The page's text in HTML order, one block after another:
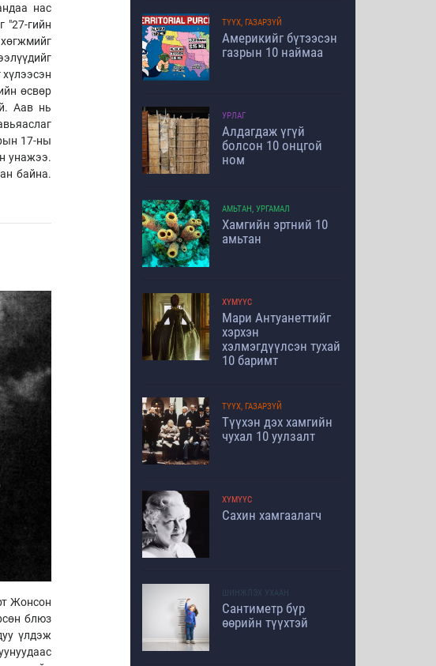
нас
"27-гийн
өсвөр
Аав нь
17-ны
унажээ.
байна.
Жонсон
блюз
үлдэж
ТҮҮХ, ГАЗАРЗҮЙ
Америкийг бүтээсэн
газрын 10 наймаа
УРЛАГ
Алдагдаж үгүй
болсон 10 онцгой
ном
АМЬТАН, УРГАМАЛ
Хамгийн эртний 10
амьтан
ХҮМҮҮС
Мари Антуанеттийг
хэрхэн
хэлмэгдүүлсэн тухай
10 баримт
ТҮҮХ, ГАЗАРЗҮЙ
Түүхэн дэх хамгийн
чухал 10 уулзалт
ХҮМҮҮС
Сахин хамгаалагч
ШИНЖЛЭХ УХААН
Сантиметр бүр
өөрийн түүхтэй